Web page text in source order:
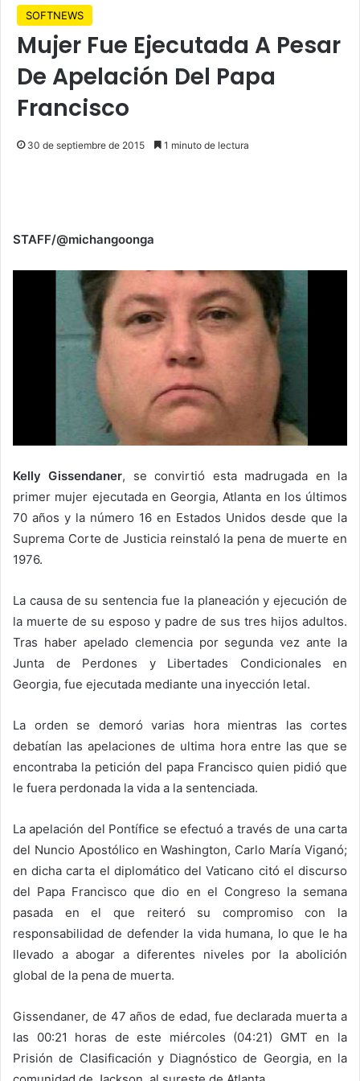
SOFTNEWS
Mujer Fue Ejecutada A Pesar
De Apelación Del Papa
Francisco
30 de septiembre de 2015 1 minuto de lectura
STAFF/@michangoonga
Kelly Gissendaner, se convirtió esta madrugada en la
primer mujer ejecutada en Georgia, Atlanta en los últimos
70 años y la número 16 en Estados Unidos desde que la
Suprema Corte de Justicia reinstaló la pena de muerte en
1976.
La causa de su sentencia fue la planeación y ejecución de
la muerte de su esposo y padre de sus tres hijos adultos.
Tras haber apelado clemencia por segunda vez ante la
Junta de Perdones y Libertades Condicionales en
Georgia, fue ejecutada mediante una inyección letal.
La orden se demoró varias hora mientras las cortes
debatían las apelaciones de ultima hora entre las que se
encontraba la petición del papa Francisco quien pidió que
le fuera perdonada la vida a la sentenciada.
La apelación del Pontífice se efectuó a través de una carta
del Nuncio Apostólico en Washington, Carlo María Viganó;
en dicha carta el diplomático del Vaticano citó el discurso
del Papa Francisco que dio en el Congreso la semana
pasada en el que reiteró su compromiso con la
responsabilidad de defender la vida humana, lo que le ha
llevado a abogar a diferentes niveles por la abolición
global de la pena de muerta.
Gissendaner, de 47 años de edad, fue declarada muerta a
las 00:21 horas de este miércoles (04:21) GMT en la
Prisión de Clasificación y Diagnóstico de Georgia, en la